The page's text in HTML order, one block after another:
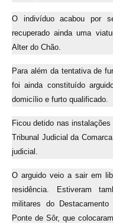
O indivíduo acabou por
recuperado ainda uma
Alter do Chão.
Para além da tentativa de
foi ainda constituído
domicílio e furto qualificado.
Ficou detido nas
Tribunal Judicial da
judicial.
O arguido veio a sair em
residência. Estiveram
militares do
Ponte de Sôr, que